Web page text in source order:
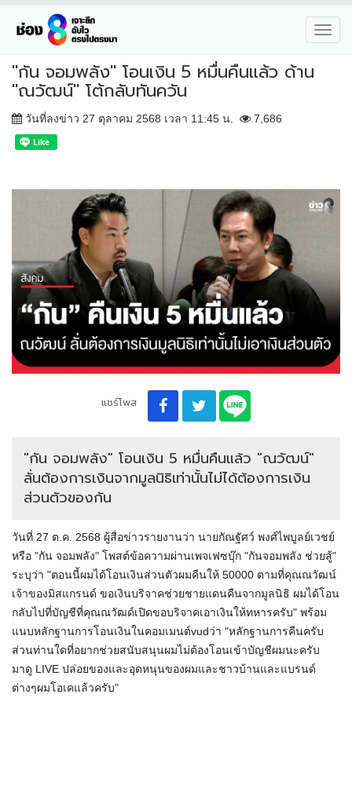
"กัน จอมพลัง" โอนเงิน 5 หมื่นคืนแล้ว ด้าน
"ณวัฒน์" โต้กลับทันควัน
วันที่ลงข่าว 27 ตุลาคม 2568 เวลา 11:45 น. 7,686
แชร์โพส
"กัน จอมพลัง" โอนเงิน 5 หมื่นคืนแล้ว "ณวัฒน์"
ลั่นต้องการเงินจากมูลนิธิเท่านั้นไม่ได้ต้องการเงิน
ส่วนตัวของกัน
วันที่ 27 ต.ค. 2568 ผู้สื่อข่าวรายงานว่า นายกัณฐัศว์ พงศ์ไพบูลย์เวชย์
หรือ "กัน จอมพลัง" โพสต์ข้อความผ่านเพจเฟซบุ๊ก "กันจอมพลัง ช่วยสู้"
ระบุว่า "ตอนนี้ผมได้โอนเงินส่วนตัวผมคืนให้ 50000 ตามที่คุณณวัฒน์
เจ้าของมิสแกรนด์ ขอเงินบริจาคช่วยชายแดนคืนจากมูลนิธิ ผมได้โอน
กลับไปที่บัญชีที่คุณณวัฒด์เปิดขอบริจาคเอาเงินให้ทหารครับ" พร้อม
แนบหลักฐานการโอนเงินในคอมเมนต์vudว่า "หลักฐานการคืนครับ
ส่วนท่านใดที่อยากช่วยสนับสนุนผมไม่ต้องโอนเข้าบัญชีผมนะครับ
มาดู LIVE ปล่อยของและอุดหนุนของผมและชาวบ้านและแบรนด์
ต่างๆผมโอเคแล้วครับ"